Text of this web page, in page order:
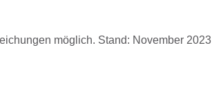
möglich. Stand: November 2023